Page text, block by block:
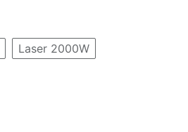
Laser 2000W